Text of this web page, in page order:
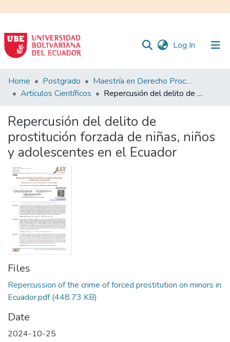
Log In (current)
Communities
&
All of DSpace
Statistics
Home Postgrado
Maestría en Derecho Procesal
Artículos Científicos
Repercusión del delito de prostitución forzada de niñas, niños y adolescentes en el Ecuador
Repercusión del delito de
prostitución forzada de niñas, niños
y adolescentes en el Ecuador
Files
Repercussion of the crime of forced prostitution on minors in
Ecuador.pdf(448.73 KB)
Date
2024-10-25